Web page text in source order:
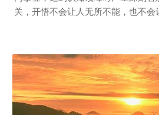
关，开悟不会让人无所不能，也不会